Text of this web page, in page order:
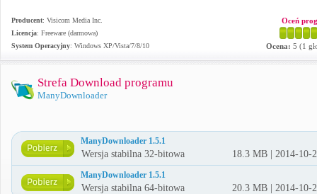
Producent: Visicom Media Inc.
Licencja: Freeware (darmowa)
System Operacyjny: Windows XP/Vista/7/8/10
Oceń
Ocena: 5 (1
Strefa Download programu
ManyDownloader
ManyDownloader 1.5.1
Wersja stabilna 32-bitowa 18.3 MB | 2014-10-
ManyDownloader 1.5.1
Wersja stabilna 64-bitowa 20.3 MB | 2014-10-